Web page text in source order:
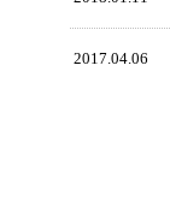
2017.04.06